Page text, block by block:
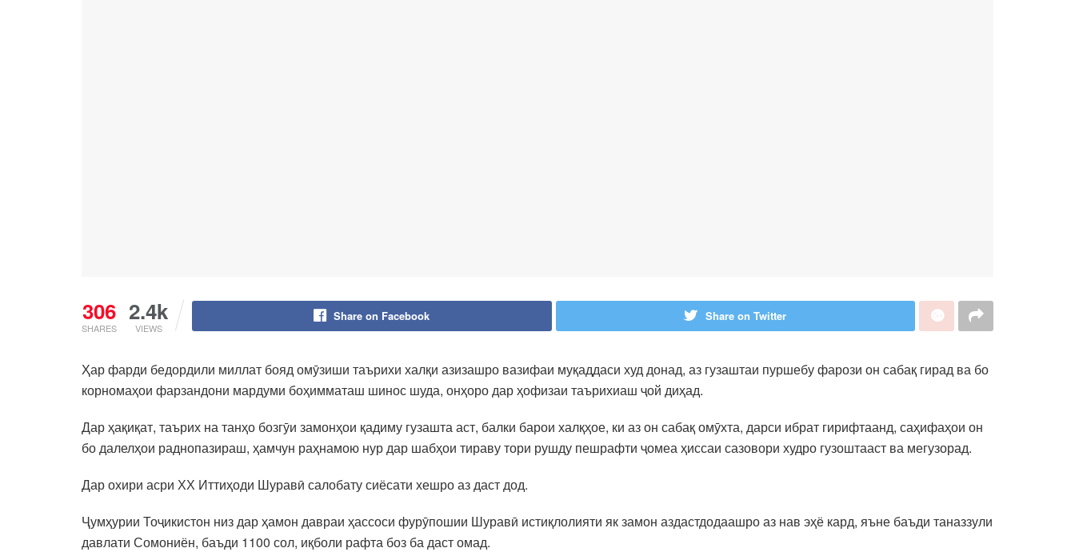
306
SHARES
2.4k
VIEWS
Share on Facebook Share on Twitter
Ҳар фарди бедордили миллат бояд омӯзиши таърихи халқи азизашро вазифаи муқаддаси худ донад, аз гузаштаи пуршебу фарози он сабақ гирад ва бо
корномаҳои фарзандони мардуми боҳимматаш шинос шуда, онҳоро дар ҳофизаи таърихиаш ҷой диҳад.
Дар ҳақиқат, таърих на танҳо бозгӯи замонҳои қадиму гузашта аст, балки барои халқҳое, ки аз он сабақ омӯхта, дарси ибрат гирифтаанд, саҳифаҳои он
бо далелҳои раднопазираш, ҳамчун раҳнамою нур дар шабҳои тираву тори рушду пешрафти ҷомеа ҳиссаи сазовори худро гузоштааст ва мегузорад.
Дар охири асри ХХ Иттиҳоди Шуравӣ салобату сиёсати хешро аз даст дод.
Ҷумҳурии Тоҷикистон низ дар ҳамон давраи ҳассоси фурӯпошии Шуравӣ истиқлолияти як замон аздастдодаашро аз нав эҳё кард, яъне баъди таназзули
давлати Сомониён, баъди 1100 сол, иқболи рафта боз ба даст омад.